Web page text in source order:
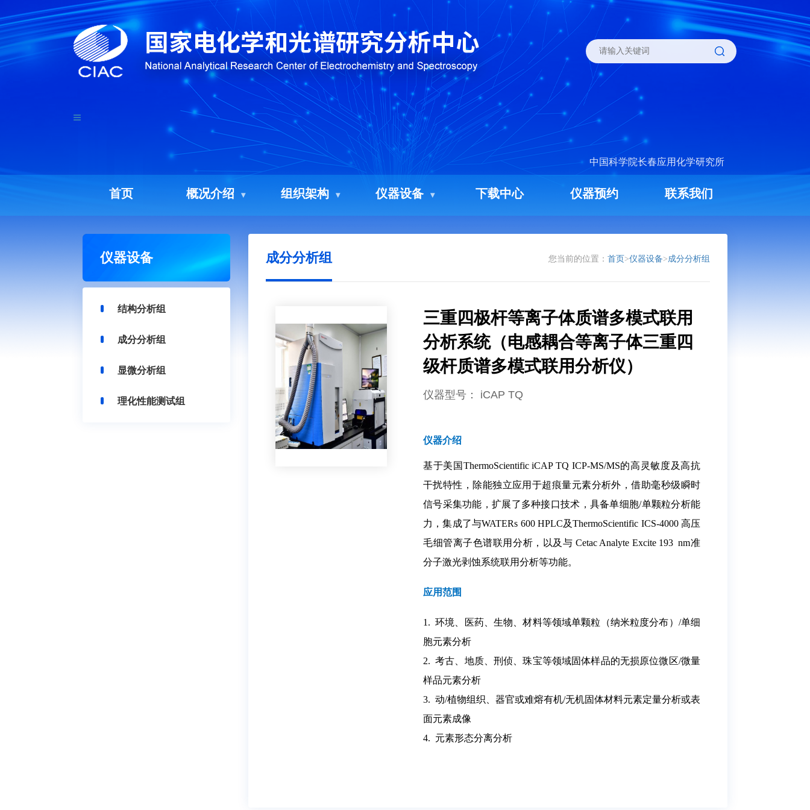
中国科学院长春应用化学研究所
首页 概况介绍 组织架构 仪器设备 下载中心 仪器预约 联系我们
仪器设备
结构分析组
成分分析组
显微分析组
理化性能测试组
成分分析组 您当前的位置： 首页>仪器设备>成分分析组
三重四极杆等离子体质谱多模式联用
分析系统（电感耦合等离子体三重四
级杆质谱多模式联用分析仪）
仪器型号 ： iCAP TQ
仪器介绍
基于美国ThermoScientific iCAP TQ ICP-MS/MS的高灵敏度及高抗
干扰特性，除能独立应用于超痕量元素分析外，借助毫秒级瞬时
信号采集功能，扩展了多种接口技术，具备单细胞/单颗粒分析能
力，集成了与WATERs 600 HPLC及ThermoScientific ICS-4000 高压
毛细管离子色谱联用分析，以及与 Cetac Analyte Excite 193 nm准
分子激光剥蚀系统联用分析等功能。
应用范围
1. 环境、医药、生物、材料等领域单颗粒（纳米粒度分布）/单细
胞元素分析
2. 考古、地质、刑侦、珠宝等领域固体样品的无损原位微区/微量
样品元素分析
3. 动/植物组织、器官或难熔有机/无机固体材料元素定量分析或表
面元素成像
4. 元素形态分离分析